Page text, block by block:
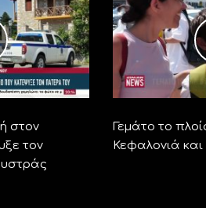
στον
τον
Γεμάτο το
Κεφαλονιά και